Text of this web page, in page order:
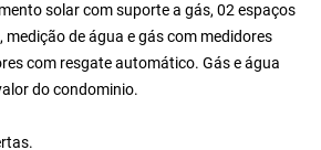
solar com suporte a gás, 02 espaços
de água e gás com medidores
com resgate automático. Gás e água
do condominio.